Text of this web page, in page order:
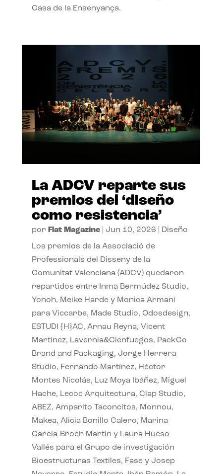
Casa de la Ensenyança.
La ADCV reparte sus
premios del ‘diseño
como resistencia’
por Flat Magazine| Jun 10, 2026 Diseño
Los premios de la Associació de
Professionals del Disseny de la
Comunitat Valenciana (ADCV) quedaron
repartidos entre Inma Bermúdez Studio,
Yonoh, Meike Harde y Monica Armani
para Viccarbe, Made Studio, Odosdesign,
ESTUDI {H}AC, Arnau Reyna, Vicent
Martínez, Lavernia&Cienfuegos, PackCo
Brand and Packaging, Jorge Herrera
Studio, Fernando Martínez, Héctor
Montes Nicolás, Luz Moya Ibáñez, Miguel
Hache, Lecoc Arquitectura, Clap Studio,
ABEZ, Amparito Taconcitos, Monnou,
Makea, Alicia Bonillo Calero, Marina
García-Broch Martín y Laura Hueso
Vallés para el Grupo de investigación
Bioestructuras Textiles, Fase y Josep